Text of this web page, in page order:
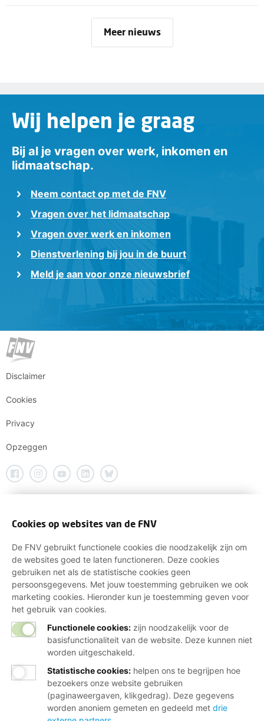
Meer nieuws
Wij helpen je graag
Bij al je vragen over werk, inkomen en
lidmaatschap.
Neem contact op met de FNV
Vragen over het lidmaatschap
Vragen over werk en inkomen
Dienstverlening bij jou in de buurt
Meld je aan voor onze nieuwsbrief
Disclaimer
Cookies
Privacy
Opzeggen
Cookies op websites van de FNV
De FNV gebruikt functionele cookies die noodzakelijk zijn om
de websites goed te laten functioneren. Deze cookies
gebruiken net als de statistische cookies geen
persoonsgegevens. Met jouw toestemming gebruiken we ook
marketing cookies. Hieronder kun je toestemming geven voor
het gebruik van cookies.
Functionele cookies: zijn noodzakelijk voor de
basisfunctionaliteit van de website. Deze kunnen niet
worden uitgeschakeld.
Statistische cookies: helpen ons te begrijpen hoe
bezoekers onze website gebruiken
(paginaweergaven, klikgedrag). Deze gegevens
worden anoniem gemeten en gedeeld met drie